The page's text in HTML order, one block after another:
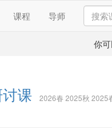
课程 导师
你
课
2026春 2025秋 2025